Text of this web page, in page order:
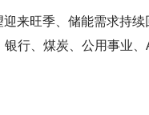
来旺季、储能需求持续
行、煤炭、公用事业、